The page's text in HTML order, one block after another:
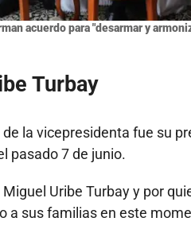
acuerdo para "desarmar y
Turbay
la vicepresidenta fue su
pasado 7 de junio.
Uribe Turbay y por
a sus familias en este